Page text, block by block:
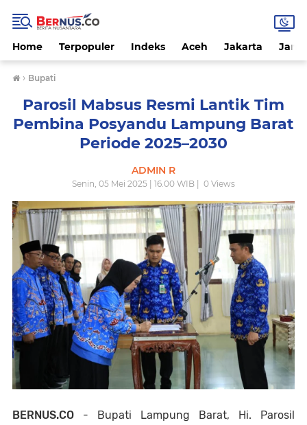
Home Terpopuler Indeks Aceh Jakarta
› Bupati
Parosil Mabsus Resmi Lantik Tim
Pembina Posyandu Lampung Barat
Periode 2025–2030
ADMIN R
Senin, 05 Mei 2025 | 16.00 WIB | 0 Views
BERNUS.CO - Bupati Lampung Barat, Hi. Parosil